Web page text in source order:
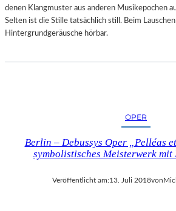
denen Klangmuster aus anderen Musikepochen
Selten ist die Stille tatsächlich still. Beim
Hintergrundgeräusche hörbar.
OPER
Berlin – Debussys Oper „Pelléas
symbolistisches Meisterwerk mit
Veröffentlicht am:13. Juli 2018von